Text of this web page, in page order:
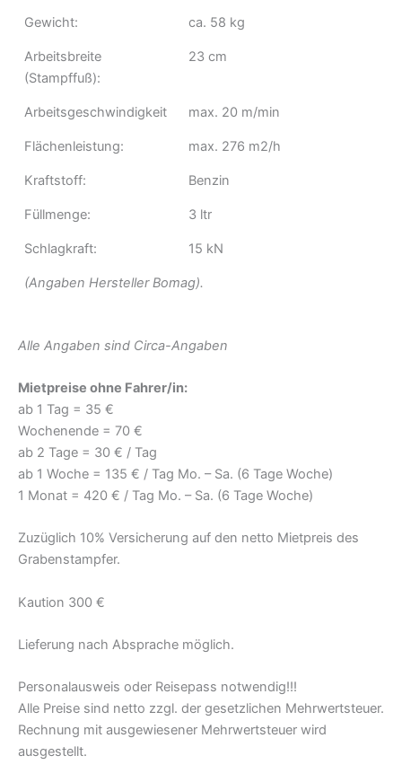
Gewicht: ca. 58 kg
Arbeitsbreite
(Stampffuß):
23 cm
Arbeitsgeschwindigkeit max. 20 m/min
Flächenleistung: max. 276 m2/h
Kraftstoff: Benzin
Füllmenge: 3 ltr
Schlagkraft: 15 kN
(Angaben Hersteller Bomag).
Alle Angaben sind Circa-Angaben
Mietpreise ohne Fahrer/in:
ab 1 Tag = 35 €
Wochenende = 70 €
ab 2 Tage = 30 € / Tag
ab 1 Woche = 135 € / Tag Mo. – Sa. (6 Tage Woche)
1 Monat = 420 € / Tag Mo. – Sa. (6 Tage Woche)
Zuzüglich 10% Versicherung auf den netto Mietpreis des
Grabenstampfer.
Kaution 300 €
Lieferung nach Absprache möglich.
Personalausweis oder Reisepass notwendig!!!
Alle Preise sind netto zzgl. der gesetzlichen Mehrwertsteuer.
Rechnung mit ausgewiesener Mehrwertsteuer wird
ausgestellt.